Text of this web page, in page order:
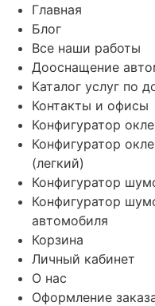
Главная
Блог
Все наши работы
Дооснащение
Каталог услуг по
Контакты и офисы
Конфигуратор
Конфигуратор
(легкий)
Конфигуратор
Конфигуратор
автомобиля
Корзина
Личный кабинет
О нас
Оформление